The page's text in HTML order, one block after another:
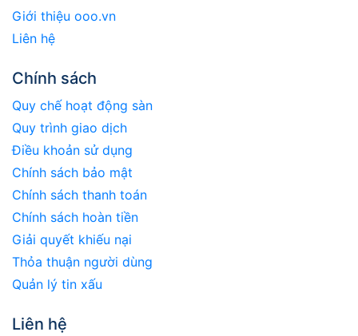
Giới thiệu ooo.vn
Liên hệ
Chính sách
Quy chế hoạt động sàn
Quy trình giao dịch
Điều khoản sử dụng
Chính sách bảo mật
Chính sách thanh toán
Chính sách hoàn tiền
Giải quyết khiếu nại
Thỏa thuận người dùng
Quản lý tin xấu
Liên hệ